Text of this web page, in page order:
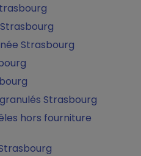
Strasbourg
Strasbourg
hors fourniture